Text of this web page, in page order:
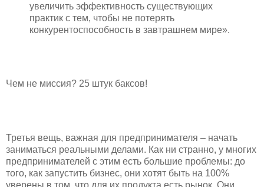
увеличить эффективность существующих
практик с тем, чтобы не потерять
конкурентоспособность в завтрашнем мире».
Чем не миссия? 25 штук баксов!
Третья вещь, важная для предпринимателя – начать
заниматься реальными делами. Как ни странно, у многих
предпринимателей с этим есть большие проблемы: до
того, как запустить бизнес, они хотят быть на 100%
уверены в том, что для их продукта есть рынок. Они